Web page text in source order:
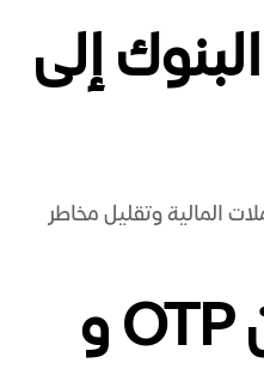
إلى
المالية وتقليل مخاطر
ما الفرق بين OTP و